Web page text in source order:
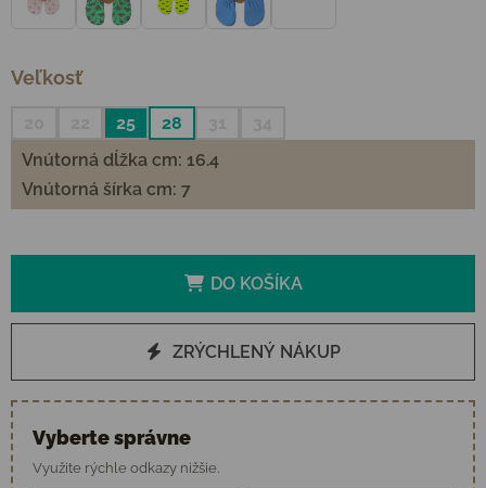
Veľkosť
25 28
Vnútorná dĺžka cm: 16.4
Vnútorná šírka cm: 7
DO KOŠÍKA
ZRÝCHLENÝ NÁKUP
Vyberte správne
Využite rýchle odkazy nižšie.